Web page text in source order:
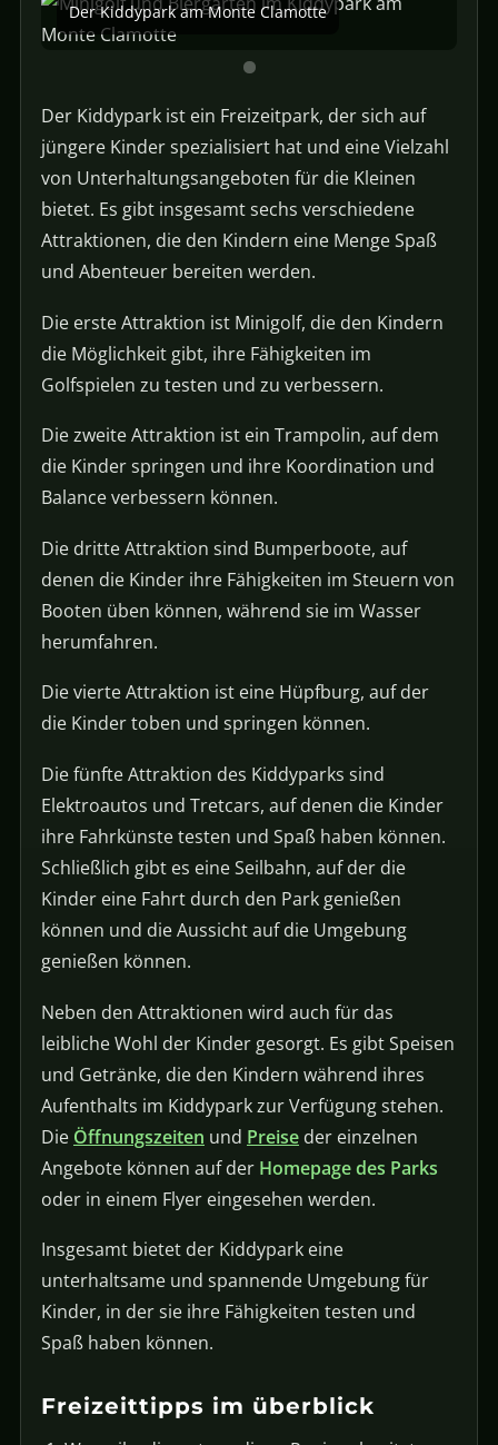
Der Kiddypark am Monte Clamotte
Der Kiddypark ist ein Freizeitpark, der sich auf
jüngere Kinder spezialisiert hat und eine Vielzahl
von Unterhaltungsangeboten für die Kleinen
bietet. Es gibt insgesamt sechs verschiedene
Attraktionen, die den Kindern eine Menge Spaß
und Abenteuer bereiten werden.
Die erste Attraktion ist Minigolf, die den Kindern
die Möglichkeit gibt, ihre Fähigkeiten im
Golfspielen zu testen und zu verbessern.
Die zweite Attraktion ist ein Trampolin, auf dem
die Kinder springen und ihre Koordination und
Balance verbessern können.
Die dritte Attraktion sind Bumperboote, auf
denen die Kinder ihre Fähigkeiten im Steuern von
Booten üben können, während sie im Wasser
herumfahren.
Die vierte Attraktion ist eine Hüpfburg, auf der
die Kinder toben und springen können.
Die fünfte Attraktion des Kiddyparks sind
Elektroautos und Tretcars, auf denen die Kinder
ihre Fahrkünste testen und Spaß haben können.
Schließlich gibt es eine Seilbahn, auf der die
Kinder eine Fahrt durch den Park genießen
können und die Aussicht auf die Umgebung
genießen können.
Neben den Attraktionen wird auch für das
leibliche Wohl der Kinder gesorgt. Es gibt Speisen
und Getränke, die den Kindern während ihres
Aufenthalts im Kiddypark zur Verfügung stehen.
Die Öffnungszeiten und Preise der einzelnen
Angebote können auf der Homepage des Parks
oder in einem Flyer eingesehen werden.
Insgesamt bietet der Kiddypark eine
unterhaltsame und spannende Umgebung für
Kinder, in der sie ihre Fähigkeiten testen und
Spaß haben können.
Freizeittipps im überblick